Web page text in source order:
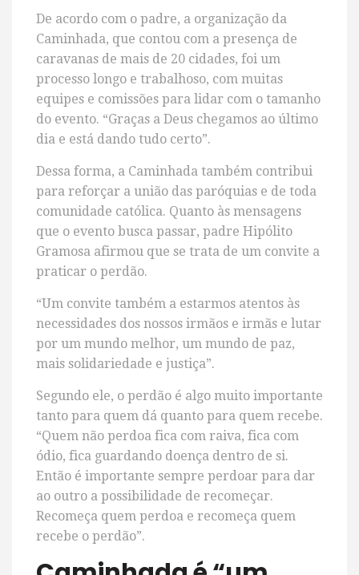
De acordo com o padre, a organização da
Caminhada, que contou com a presença de
caravanas de mais de 20 cidades, foi um
processo longo e trabalhoso, com muitas
equipes e comissões para lidar com o tamanho
do evento. “Graças a Deus chegamos ao último
dia e está dando tudo certo”.
Dessa forma, a Caminhada também contribui
para reforçar a união das paróquias e de toda
comunidade católica. Quanto às mensagens
que o evento busca passar, padre Hipólito
Gramosa afirmou que se trata de um convite a
praticar o perdão.
“Um convite também a estarmos atentos às
necessidades dos nossos irmãos e irmãs e lutar
por um mundo melhor, um mundo de paz,
mais solidariedade e justiça”.
Segundo ele, o perdão é algo muito importante
tanto para quem dá quanto para quem recebe.
“Quem não perdoa fica com raiva, fica com
ódio, fica guardando doença dentro de si.
Então é importante sempre perdoar para dar
ao outro a possibilidade de recomeçar.
Recomeça quem perdoa e recomeça quem
recebe o perdão”.